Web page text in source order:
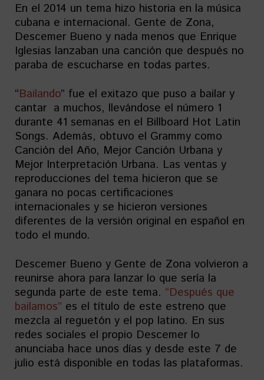
En el 2014 un tema hizo historia en la música
cubana e internacional. Gente de Zona,
Descemer Bueno y nada menos que Enrique
Iglesias lanzaban una canción que después no
paraba de escucharse en todas partes.
“Bailando” fue el exitazo que puso a bailar y
cantar a muchos, llevándose el número 1
durante 41 semanas en el Billboard Hot Latin
Songs. Además, obtuvo el Grammy como
Canción del Año, Mejor Canción Urbana y
Mejor Interpretación Urbana. Las ventas y
reproducciones del tema hicieron que se
ganara no pocas certificaciones
internacionales y se hicieron versiones
diferentes de la versión original en español en
todo el mundo.
Descemer Bueno y Gente de Zona volvieron a
reunirse ahora para lanzar lo que sería la
segunda parte de este tema. “Después que
bailamos” es el título de este estreno que
mezcla al reguetón y el pop latino. En sus
redes sociales el propio Descemer lo
anunciaba hace unos días y desde este 7 de
julio está disponible en todas las plataformas.